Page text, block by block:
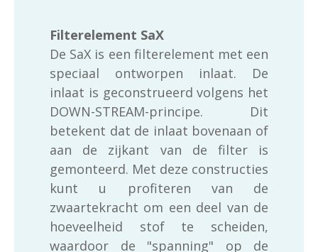
Filterelement SaX
De SaX is een filterelement met een
speciaal ontworpen inlaat. De
inlaat is geconstrueerd volgens het
DOWN-STREAM-principe. Dit
betekent dat de inlaat bovenaan of
aan de zijkant van de filter is
gemonteerd. Met deze constructies
kunt u profiteren van de
zwaartekracht om een deel van de
hoeveelheid stof te scheiden,
waardoor de "spanning" op de